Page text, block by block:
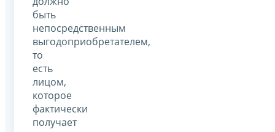
быть
непосредственным
выгодоприобретателем,
то
есть
лицом,
которое
фактически
получает